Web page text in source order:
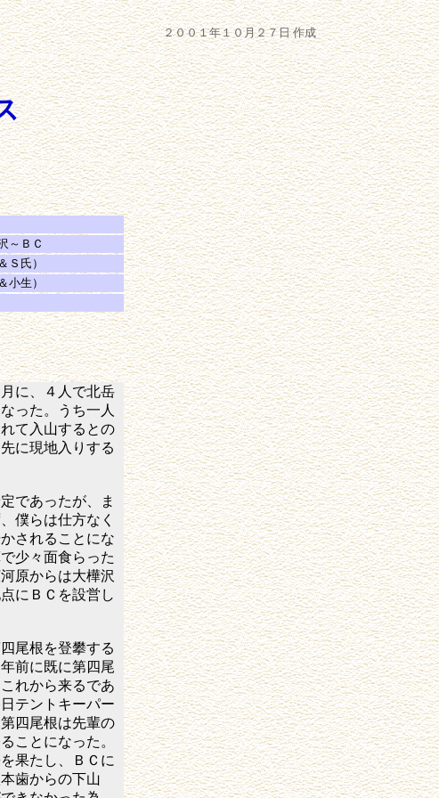
２００１年１０月２７日 作成
～ＢＣ
Ｓ氏）
小生）
に、４人で北岳
った。うち一人
て入山するとの
に現地入りする
であったが、ま
僕らは仕方なく
されることにな
少々面食らった
原からは大樺沢
にＢＣを設営し
尾根を登攀する
前に既に第四尾
れから来るであ
テントキーパー
四尾根は先輩の
ことになった。
果たし、ＢＣに
歯からの下山